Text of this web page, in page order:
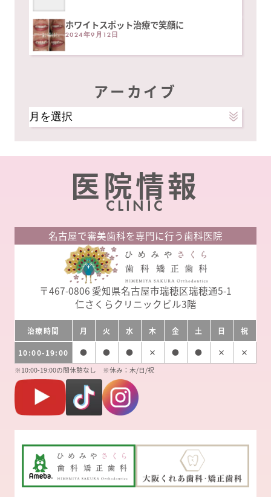
ホワイトスポット治療で笑顔に
2024年9月12日
アーカイブ
ア
ー
カ
医院情報
CLINIC
名古屋で審美歯科を専門に行う歯科医院
〒467-0806 愛知県名古屋市瑞穂区瑞穂通5-1
仁さくらクリニックビル3階
治療時間 月 火 水 木 金 土 日 祝
10:00-19:00 ● ● ● × ● ● × ×
※10:00-19:00の間休憩なし ※休み：木/日/祝